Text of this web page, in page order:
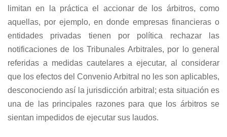
limitan en la práctica el accionar de los árbitros, como
aquellas, por ejemplo, en donde empresas financieras o
entidades privadas tienen por política rechazar las
notificaciones de los Tribunales Arbitrales, por lo general
referidas a medidas cautelares a ejecutar, al considerar
que los efectos del Convenio Arbitral no les son aplicables,
desconociendo así la jurisdicción arbitral; esta situación es
una de las principales razones para que los árbitros se
sientan impedidos de ejecutar sus laudos.